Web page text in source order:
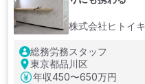
株式会社ヒトイキ
総務労務スタッフ
東京都品川区
年収450〜650万円